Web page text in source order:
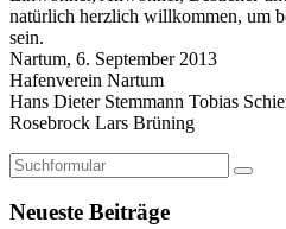
natürlich herzlich willkommen, um
sein.
Nartum, 6. September 2013
Hafenverein Nartum
Hans Dieter Stemmann Tobias
Rosebrock Lars Brüning
Suchen
Neueste Beiträge